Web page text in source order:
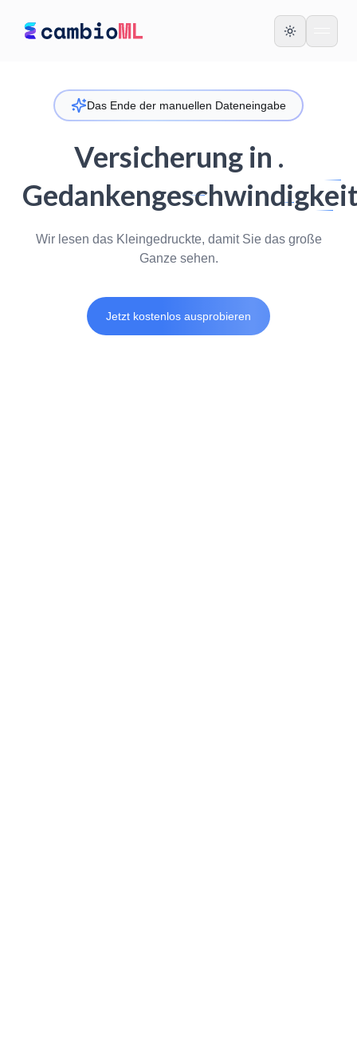
Das Ende der manuellen Dateneingabe
Versicherung in .
Wir lesen das Kleingedruckte, damit Sie das große
Ganze sehen.
Jetzt kostenlos ausprobieren